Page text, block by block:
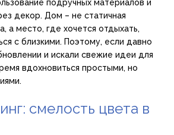
подручных материалов и
декор. Дом – не статичная
а место, где хочется отдыхать,
с близкими. Поэтому, если давно
и искали свежие идеи для
вдохновиться простыми, но
смелость цвета в